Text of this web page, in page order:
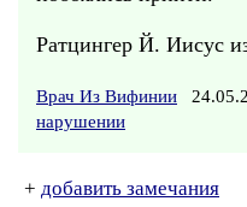
Ратцингер Й. Иисус
Врач Из Вифинии
нарушении
+ добавить замечания